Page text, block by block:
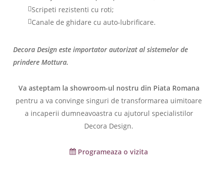
Scripeti rezistenti cu roti;
Canale de ghidare cu auto-lubrificare.
Decora Design este importator autorizat al sistemelor de
prindere Mottura.
Va asteptam la showroom-ul nostru din Piata Romana
pentru a va convinge singuri de transformarea uimitoare
a incaperii dumneavoastra cu ajutorul specialistilor
Decora Design.
Programeaza o vizita